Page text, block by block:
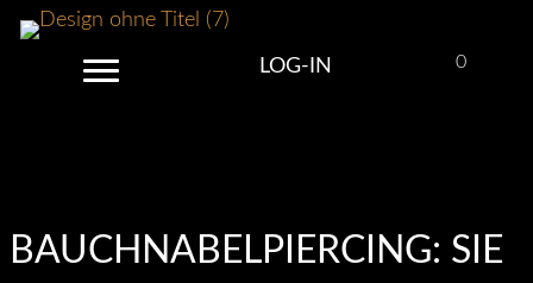
LOG-IN 0
BAUCHNABELPIERCING: SIE